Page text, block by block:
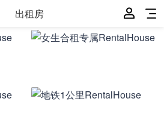
出租房